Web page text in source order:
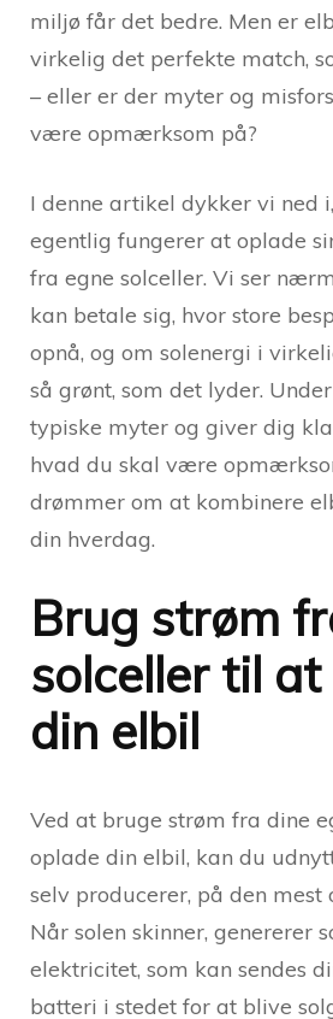
miljø får det bedre. Men er
virkelig det perfekte match,
– eller er der myter og
være opmærksom på?
I denne artikel dykker vi ned
egentlig fungerer at oplade
fra egne solceller. Vi ser
kan betale sig, hvor store
opnå, og om solenergi i
så grønt, som det lyder.
typiske myter og giver dig
hvad du skal være
drømmer om at kombinere
din hverdag.
Brug strøm
solceller til
din elbil
Ved at bruge strøm fra dine
oplade din elbil, kan du
selv producerer, på den mest
Når solen skinner, genererer
elektricitet, som kan sendes
batteri i stedet for at blive